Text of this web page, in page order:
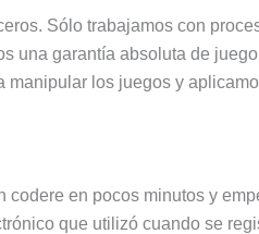
Sólo trabajamos con
una garantía absoluta de
los juegos y
en pocos minutos y
que utilizó cuando se